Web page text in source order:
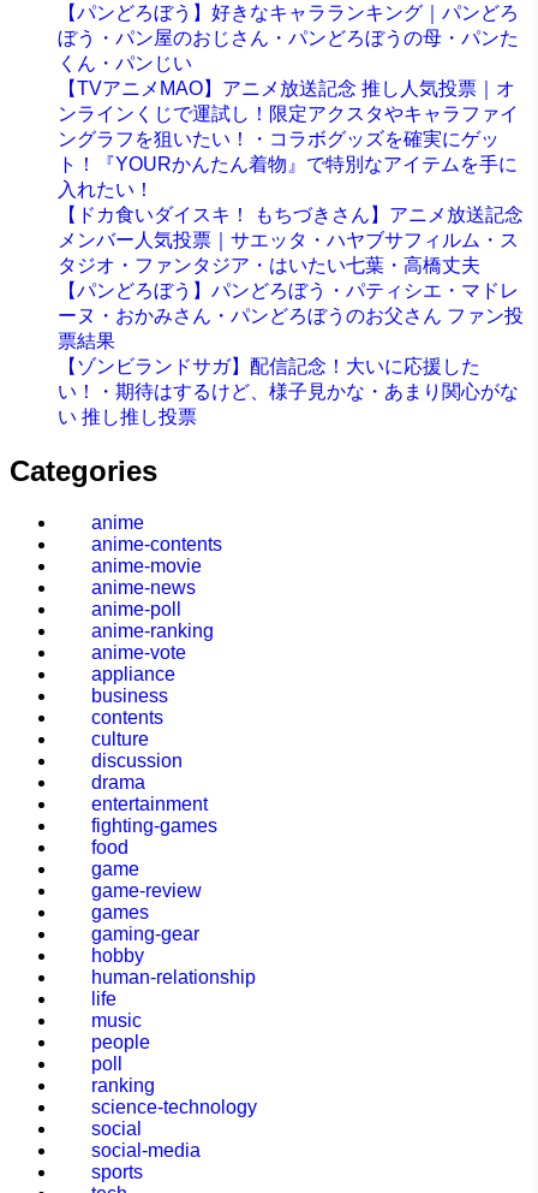
【パンどろぼう】好きなキャラランキング｜パンどろ
ぼう・パン屋のおじさん・パンどろぼうの母・パンた
くん・パンじい
【TVアニメMAO】アニメ放送記念 推し人気投票｜オ
ンラインくじで運試し！限定アクスタやキャラファイ
ングラフを狙いたい！・コラボグッズを確実にゲッ
ト！『YOURかんたん着物』で特別なアイテムを手に
入れたい！
【ドカ食いダイスキ！ もちづきさん】アニメ放送記念
メンバー人気投票｜サエッタ・ハヤブサフィルム・ス
タジオ・ファンタジア・はいたい七葉・高橋丈夫
【パンどろぼう】パンどろぼう・パティシエ・マドレ
ーヌ・おかみさん・パンどろぼうのお父さん ファン投
票結果
【ゾンビランドサガ】配信記念！大いに応援した
い！・期待はするけど、様子見かな・あまり関心がな
い 推し推し投票
Categories
anime
anime-contents
anime-movie
anime-news
anime-poll
anime-ranking
anime-vote
appliance
business
contents
culture
discussion
drama
entertainment
fighting-games
food
game
game-review
games
gaming-gear
hobby
human-relationship
life
music
people
poll
ranking
science-technology
social
social-media
sports